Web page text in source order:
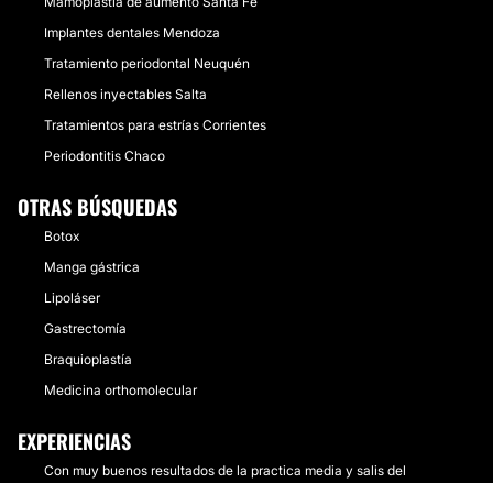
Implantes dentales Mendoza
Tratamiento periodontal Neuquén
Rellenos inyectables Salta
Tratamientos para estrías Corrientes
Periodontitis Chaco
OTRAS BÚSQUEDAS
Botox
Manga gástrica
Lipoláser
Gastrectomía
Braquioplastía
Medicina orthomolecular
EXPERIENCIAS
Con muy buenos resultados de la practica media y salis del